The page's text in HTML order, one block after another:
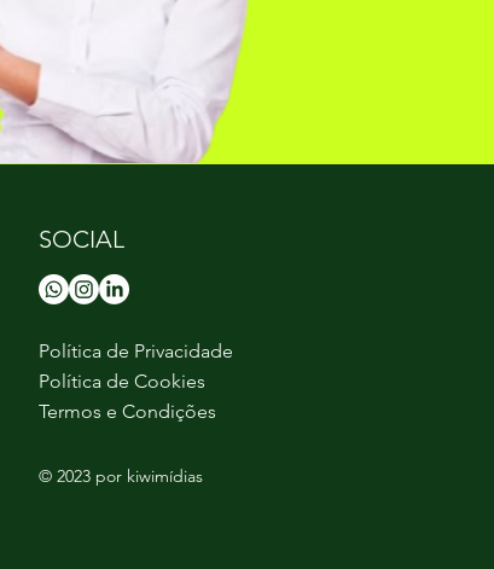
SOCIAL
Política de Privacidade
Política de Cookies
Termos e Condições
© 2023 por kiwimídias